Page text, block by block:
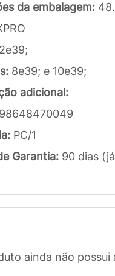
da embalagem:
8e39; e 10e39;
adicional:
PC/1
Garantia: 90 dias
ainda não possui